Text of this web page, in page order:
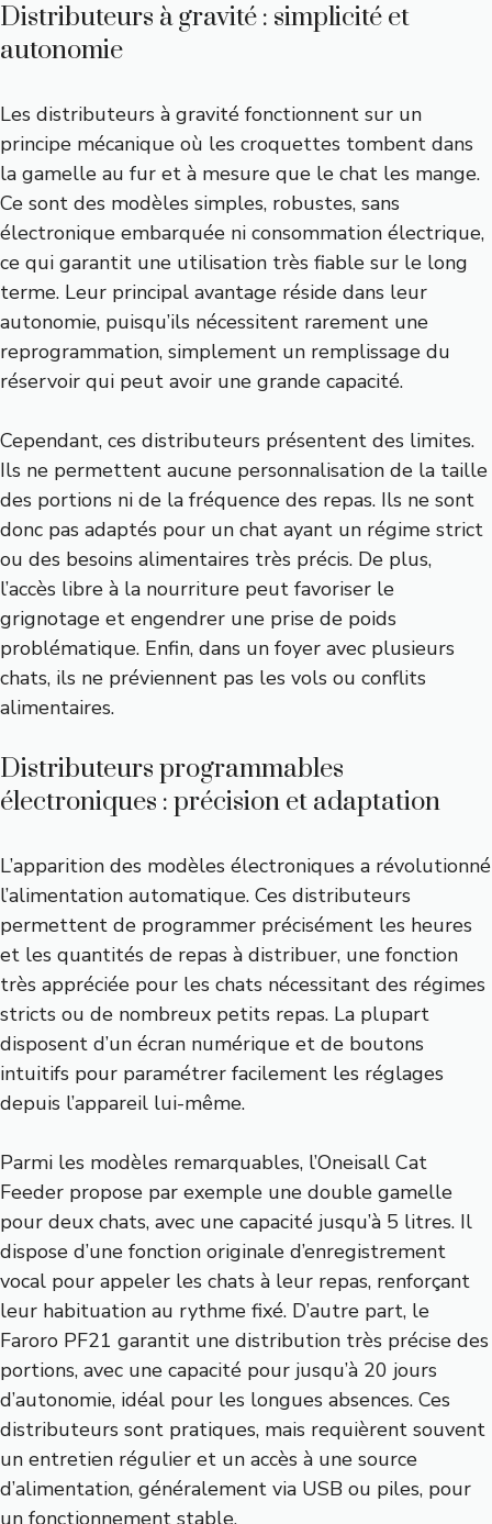
Distributeurs à gravité : simplicité et
autonomie
Les distributeurs à gravité fonctionnent sur un
principe mécanique où les croquettes tombent dans
la gamelle au fur et à mesure que le chat les mange.
Ce sont des modèles simples, robustes, sans
électronique embarquée ni consommation électrique,
ce qui garantit une utilisation très fiable sur le long
terme. Leur principal avantage réside dans leur
autonomie, puisqu’ils nécessitent rarement une
reprogrammation, simplement un remplissage du
réservoir qui peut avoir une grande capacité.
Cependant, ces distributeurs présentent des limites.
Ils ne permettent aucune personnalisation de la taille
des portions ni de la fréquence des repas. Ils ne sont
donc pas adaptés pour un chat ayant un régime strict
ou des besoins alimentaires très précis. De plus,
l’accès libre à la nourriture peut favoriser le
grignotage et engendrer une prise de poids
problématique. Enfin, dans un foyer avec plusieurs
chats, ils ne préviennent pas les vols ou conflits
alimentaires.
Distributeurs programmables
électroniques : précision et adaptation
L’apparition des modèles électroniques a révolutionné
l’alimentation automatique. Ces distributeurs
permettent de programmer précisément les heures
et les quantités de repas à distribuer, une fonction
très appréciée pour les chats nécessitant des régimes
stricts ou de nombreux petits repas. La plupart
disposent d’un écran numérique et de boutons
intuitifs pour paramétrer facilement les réglages
depuis l’appareil lui-même.
Parmi les modèles remarquables, l’Oneisall Cat
Feeder propose par exemple une double gamelle
pour deux chats, avec une capacité jusqu’à 5 litres. Il
dispose d’une fonction originale d’enregistrement
vocal pour appeler les chats à leur repas, renforçant
leur habituation au rythme fixé. D’autre part, le
Faroro PF21 garantit une distribution très précise des
portions, avec une capacité pour jusqu’à 20 jours
d’autonomie, idéal pour les longues absences. Ces
distributeurs sont pratiques, mais requièrent souvent
un entretien régulier et un accès à une source
d’alimentation, généralement via USB ou piles, pour
un fonctionnement stable.